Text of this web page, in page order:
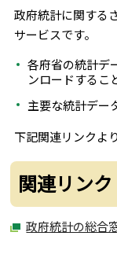
政府統計に関する
サービスです。
各府省の統計デ
ンロードするこ
主要な統計デー
下記関連リンクよ
関連リンク
政府統計の総合